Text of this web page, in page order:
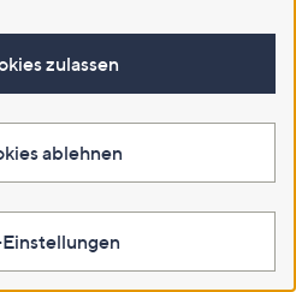
zulassen
ablehnen